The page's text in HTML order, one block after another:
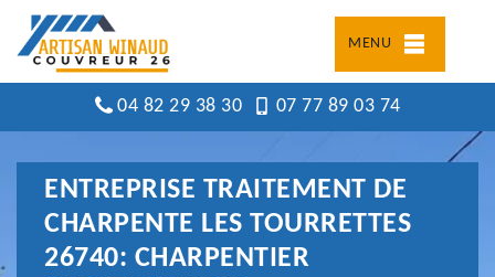
MENU
04 82 29 38 30 07 77 89 03 74
ENTREPRISE TRAITEMENT DE
CHARPENTE LES TOURRETTES
26740: CHARPENTIER